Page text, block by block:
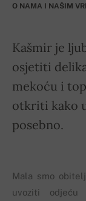
O NAMA I NAŠIM
Kašmir je
osjetiti
mekoću i
otkriti kako
posebno.
Mala smo
uvoziti